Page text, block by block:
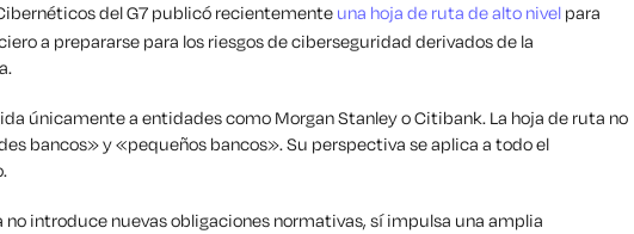
del G7 publicó recientemente una hoja de ruta de alto nivel para
a prepararse para los riesgos de ciberseguridad derivados de la
únicamente a entidades como Morgan Stanley o Citibank. La hoja de ruta no
bancos» y «pequeños bancos». Su perspectiva se aplica a todo el
no introduce nuevas obligaciones normativas, sí impulsa una amplia